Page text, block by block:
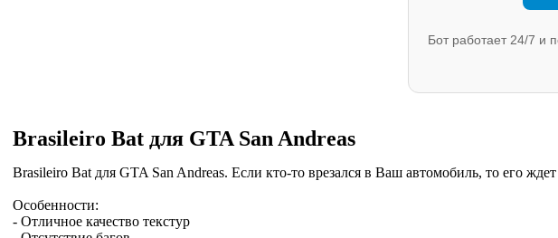
Бот работает 24/7 и
Brasileiro Bat для GTA San Andreas
Brasileiro Bat для GTA San Andreas. Если кто-то врезался в Ваш автомобиль, то его
Особенности:
- Отличное качество текстур